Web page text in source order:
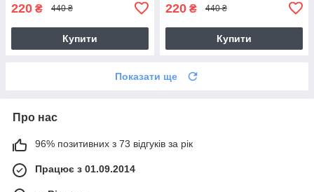
220 ₴ 440 ₴
Купити
220 ₴ 440 ₴
Купити
Показати ще
Про нас
96% позитивних з 73 відгуків за рік
Працює з 01.09.2014